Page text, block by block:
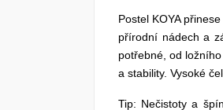
Postel KOYA
přírodní nádech a
potřebné, od
a stability. Vysoké
Tip: Nečistoty a